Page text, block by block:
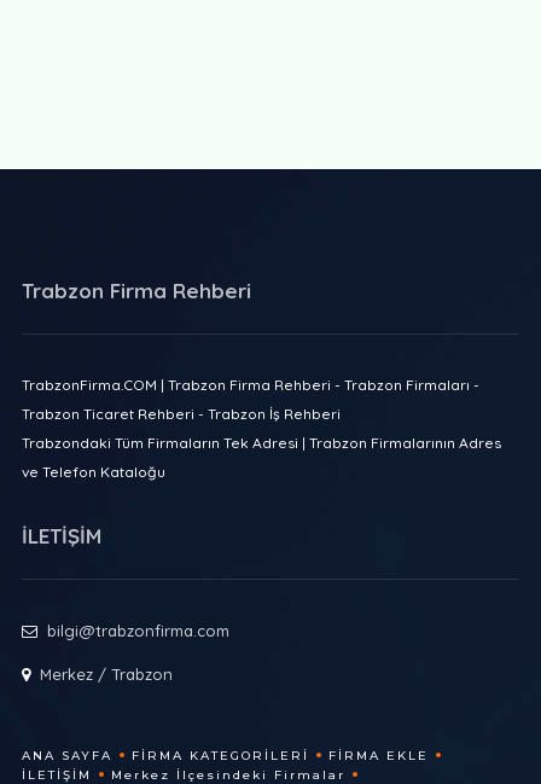
Trabzon Firma Rehberi
TrabzonFirma.COM | Trabzon Firma Rehberi - Trabzon Firmaları -
Trabzon Ticaret Rehberi - Trabzon İş Rehberi
Trabzondaki Tüm Firmaların Tek Adresi | Trabzon Firmalarının Adres
ve Telefon Kataloğu
İLETİŞİM
bilgi@trabzonfirma.com
Merkez / Trabzon
ANA SAYFA FIRMA KATEGORILERI
FIRMA EKLE
İLETIŞIM
Merkez İlçesindeki Firmalar